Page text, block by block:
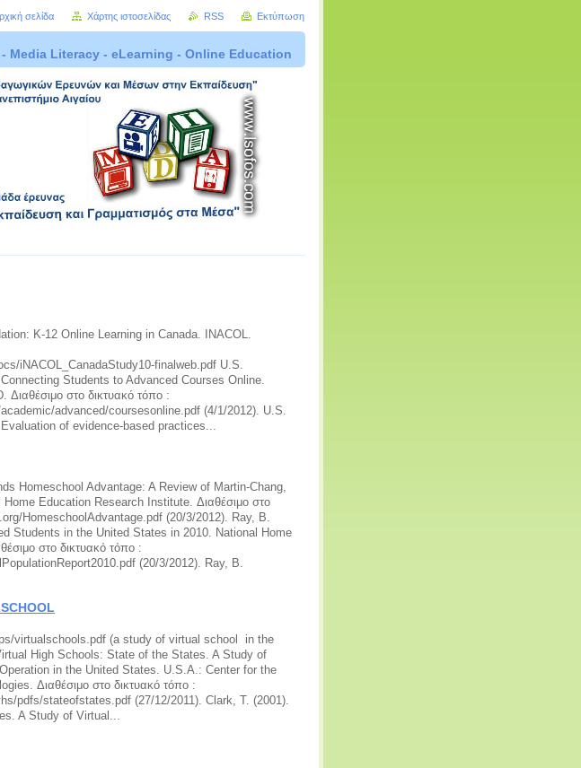
Media Literacy - eLearning - Online Education
K-12 Online Learning in Canada. INACOL.
iNACOL_CanadaStudy10-finalweb.pdf U.S.
Students to Advanced Courses Online.
στο δικτυακό τόπο :
advanced/coursesonline.pdf (4/1/2012). U.S.
of evidence-based practices...
Homeschool Advantage: A Review of Martin-Chang,
Education Research Institute. Διαθέσιμο στο
HomeschoolAdvantage.pdf (20/3/2012). Ray, B.
Students in the United States in 2010. National Home
στο δικτυακό τόπο :
(20/3/2012). Ray, B.
virtualschools.pdf (a study of virtual school in the
High Schools: State of the States. A Study of
in the United States. U.S.A.: Center for the
Διαθέσιμο στο δικτυακό τόπο :
pdfs/stateofstates.pdf (27/12/2011). Clark, T. (2001).
A Study of Virtual...
σελίδα Χάρτης ιστοσελίδας RSS Εκτύπωση